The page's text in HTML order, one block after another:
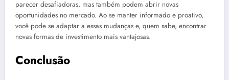
parecer desafiadoras, mas também podem abrir novas
oportunidades no mercado. Ao se manter informado e proativo,
você pode se adaptar a essas mudanças e, quem sabe, encontrar
novas formas de investimento mais vantajosas.
Conclusão